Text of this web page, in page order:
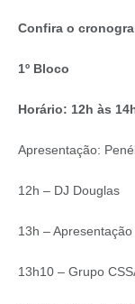
Confira o
1º Bloco
Horário: 12h às
Apresentação:
12h – DJ Douglas
13h –
13h10 – Grupo